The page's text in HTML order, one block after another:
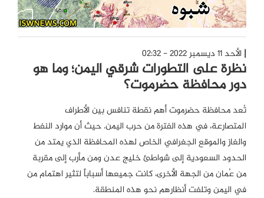
الأحد 11 ديسمبر 2022 - 02:32
نظرة على التطورات شرقي اليمن؛ وما هو
دور محافظة حضرموت؟
تُعد محافظة حضرموت أهم نقطة تنافس بين الأطراف
المتصارعة، في هذه الفترة من حرب اليمن. حيث أن موارد النفط
والغاز والموقع الجغرافي الخاص لهذه المحافظة الذي يمتد من
الحدود السعودية إلى شواطئ خليج عدن ومن مأرب إلى مقربة
من عُمان من الجهة الأخرى، كانت جميعها أسباباً لتثير اهتمام من
في اليمن وتلفت أنظارهم نحو هذه المنطقة.